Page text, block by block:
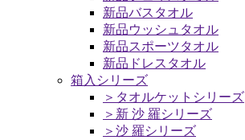
新品バスタオル
新品ウッシュタオル
新品スポーツタオル
新品ドレスタオル
箱入シリーズ
＞タオルケットシリーズ
＞新 沙 羅シリーズ
＞沙 羅シリーズ